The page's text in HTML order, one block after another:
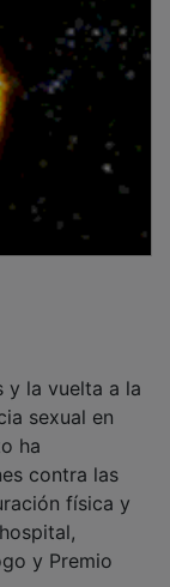
sexual en
ha
contra las
física y
y Premio